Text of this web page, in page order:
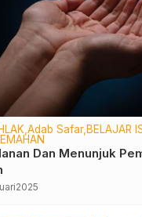
Adab Safar BELAJAR
Dan Menunjuk
2025